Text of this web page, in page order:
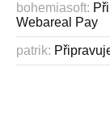
bohemiasoft:
Webareal Pay
patrik: